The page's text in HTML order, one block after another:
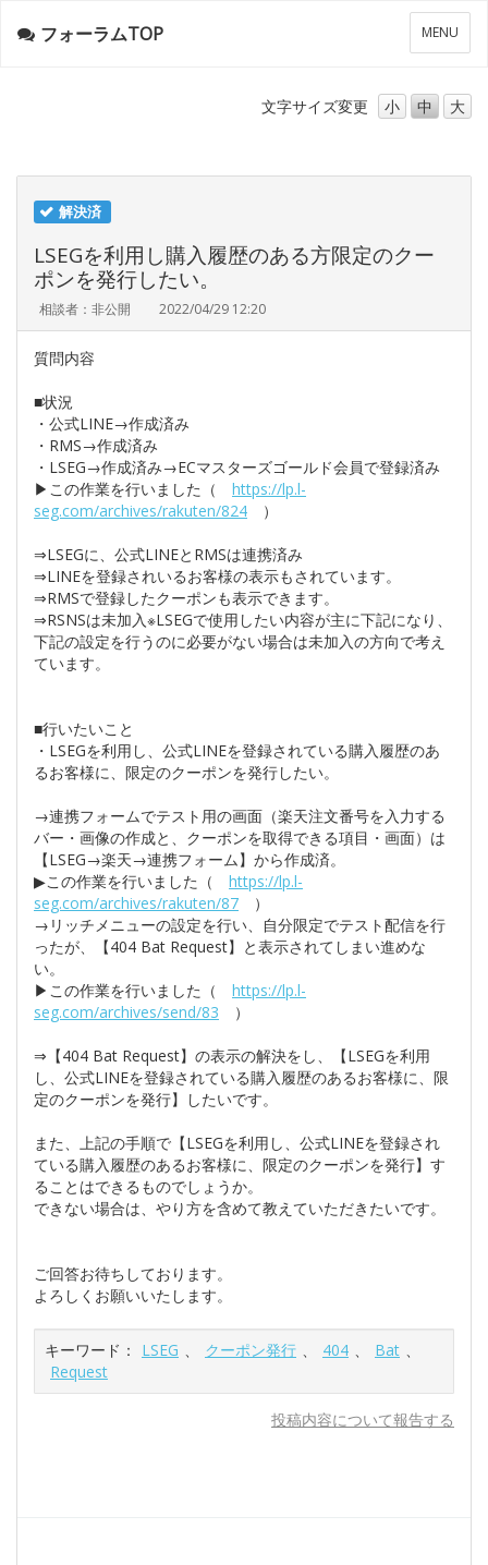
メ
ニ
ー
MENU
フォーラムTOP
文字サイズ変更 小 中 大
解決済
LSEGを利用し購入履歴のある方限定のクー
ポンを発行したい。
相談者：非公開 2022/04/29 12:20
質問内容
■状況
・公式LINE→作成済み
・RMS→作成済み
・LSEG→作成済み→ECマスターズゴールド会員で登録済み
▶この作業を行いました（ https://lp.l-
seg.com/archives/rakuten/824 ）
⇒LSEGに、公式LINEとRMSは連携済み
⇒LINEを登録されいるお客様の表示もされています。
⇒RMSで登録したクーポンも表示できます。
⇒RSNSは未加入※LSEGで使用したい内容が主に下記になり、
下記の設定を行うのに必要がない場合は未加入の方向で考え
ています。
■行いたいこと
・LSEGを利用し、公式LINEを登録されている購入履歴のあ
るお客様に、限定のクーポンを発行したい。
→連携フォームでテスト用の画面（楽天注文番号を入力する
バー・画像の作成と、クーポンを取得できる項目・画面）は
【LSEG→楽天→連携フォーム】から作成済。
▶この作業を行いました（ https://lp.l-
seg.com/archives/rakuten/87 ）
→リッチメニューの設定を行い、自分限定でテスト配信を行
ったが、【404 Bat Request】と表示されてしまい進めな
い。
▶この作業を行いました（ https://lp.l-
seg.com/archives/send/83 ）
⇒【404 Bat Request】の表示の解決をし、【LSEGを利用
し、公式LINEを登録されている購入履歴のあるお客様に、限
定のクーポンを発行】したいです。
また、上記の手順で【LSEGを利用し、公式LINEを登録され
ている購入履歴のあるお客様に、限定のクーポンを発行】す
ることはできるものでしょうか。
できない場合は、やり方を含めて教えていただきたいです。
ご回答お待ちしております。
よろしくお願いいたします。
キーワード： LSEG 、 クーポン発行 、 404 、 Bat 、
Request
投稿内容について報告する